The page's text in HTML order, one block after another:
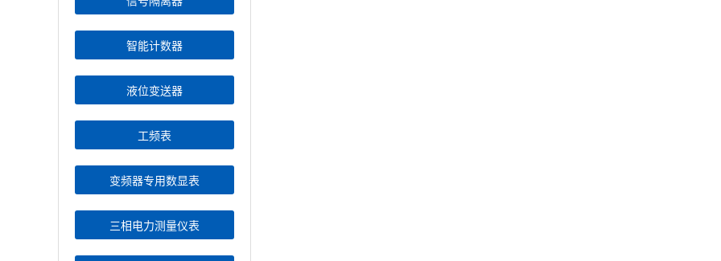
智能计数器
液位变送器
工频表
变频器专用数显表
三相电力测量仪表